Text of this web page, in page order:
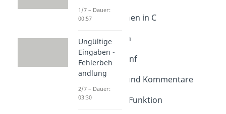
Funktionen in C
Intro Funktionen in C
Main-Funktion
Dauer: 03:50
printf und scanf
Dauer: 04:16
Bibliotheken und Kommentare
Dauer: 04:41
Die getchar()-Funktion
1/7 – Dauer:
00:57
Ungültige
Eingaben -
Fehlerbeh
andlung
2/7 – Dauer:
03:30